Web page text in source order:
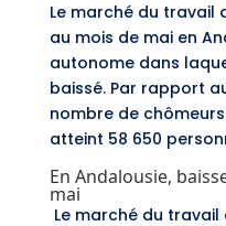
Le marché du travail
au mois de mai en
autonome dans
baissé. Par rapport
nombre de
atteint 58 650
En Andalousie,
mai
Le marché du travail